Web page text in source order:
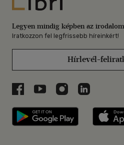
Legyen mindig képben az
Iratkozzon fel legfrissebb híreinkért!
Hírlevél-
Libri a Facebookon
Libri a Youtube-on
Libri azLibri a
Libri